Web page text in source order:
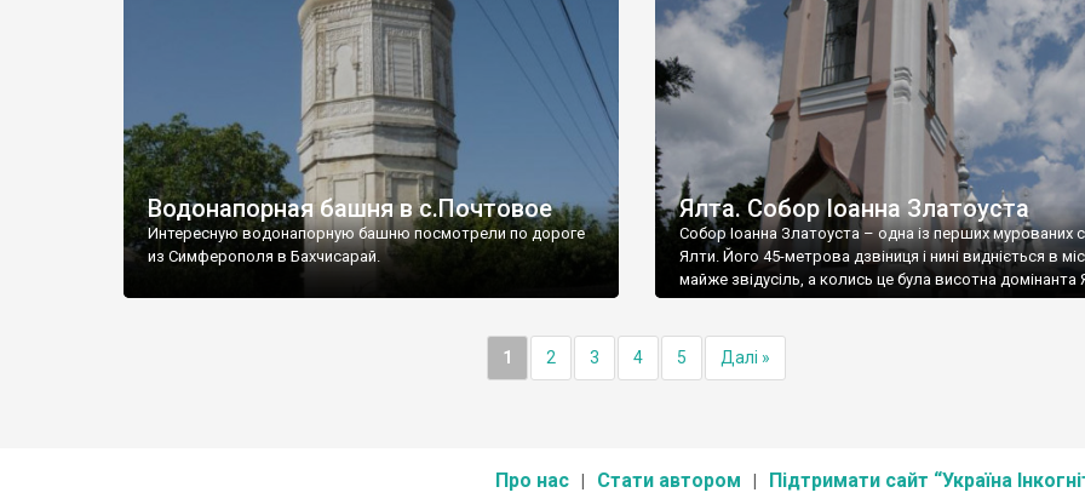
Водонапорная башня в с.Почтовое
Интересную водонапорную башню посмотрели по дороге
из Симферополя в Бахчисарай.
Ялта. Собор Іоанна Златоуста
Собор Іоанна Златоуста – одна із перших мурованих
Ялти. Його 45-метрова дзвіниця і нині видніється в
майже звідусіль, а колись це була висотна домінанта
1 2 3 4 5 Далі »
Про нас Стати автором Підтримати сайт “Україна